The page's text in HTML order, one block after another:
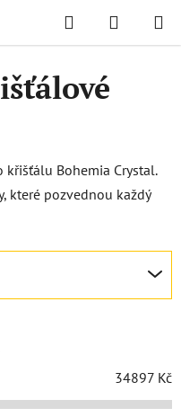
Hledat
KOŠÍK
Bohemia Crystal.
které pozvednou každý
34897 Kč